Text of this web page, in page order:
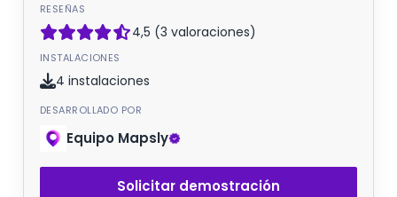
RESEÑAS
4,5 (3 valoraciones)
INSTALACIONES
4 instalaciones
DESARROLLADO POR
Equipo Mapsly
Solicitar demostración